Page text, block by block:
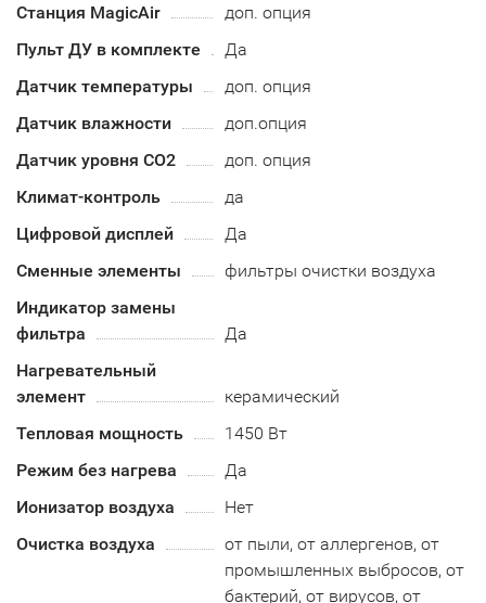
Станция MagicAir
доп. опция
Пульт ДУ в комплекте
Да
Датчик температуры
доп. опция
Датчик влажности
доп.опция
Датчик уровня СО2
доп. опция
Климат-контроль
да
Цифровой дисплей
Да
Сменные элементы
фильтры очистки воздуха
Индикатор замены
фильтра
Да
Нагревательный
элемент
керамический
Тепловая мощность
1450 Вт
Режим без нагрева
Да
Ионизатор воздуха
Нет
Очистка воздуха
от пыли, от аллергенов, от
промышленных выбросов, от
бактерий, от вирусов, от